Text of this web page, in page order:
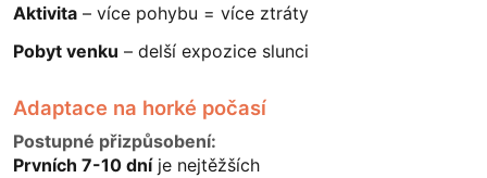
Aktivita – více pohybu = více ztráty
Pobyt venku – delší expozice slunci
Adaptace na horké počasí
Postupné přizpůsobení:
Prvních 7-10 dníje nejtěžších